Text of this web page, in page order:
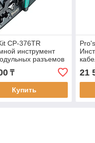
CP-376TR
инструмент
разъемов
₸
Купить
21